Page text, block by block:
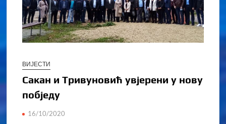
ВИЈЕСТИ
Сакан и Тривуновић увјерени у нову
побједу
16/10/2020